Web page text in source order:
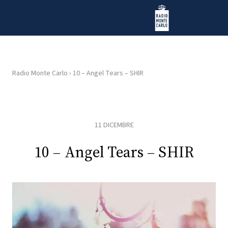
Radio Monte Carlo
WEB
RADIO
NEWS
Radio Monte Carlo › 10 – Angel Tears – SHIR
11 DICEMBRE
10 – Angel Tears – SHIR